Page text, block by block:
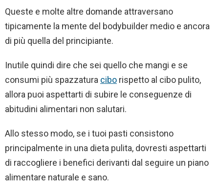
Queste e molte altre domande attraversano
tipicamente la mente del bodybuilder medio e ancora
di più quella del principiante.
Inutile quindi dire che sei quello che mangi e se
consumi più spazzatura cibo rispetto al cibo pulito,
allora puoi aspettarti di subire le conseguenze di
abitudini alimentari non salutari.
Allo stesso modo, se i tuoi pasti consistono
principalmente in una dieta pulita, dovresti aspettarti
di raccogliere i benefici derivanti dal seguire un piano
alimentare naturale e sano.